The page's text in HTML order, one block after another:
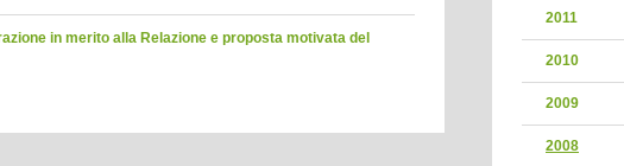
in merito alla Relazione e proposta motivata del
2011
2010
2009
2008